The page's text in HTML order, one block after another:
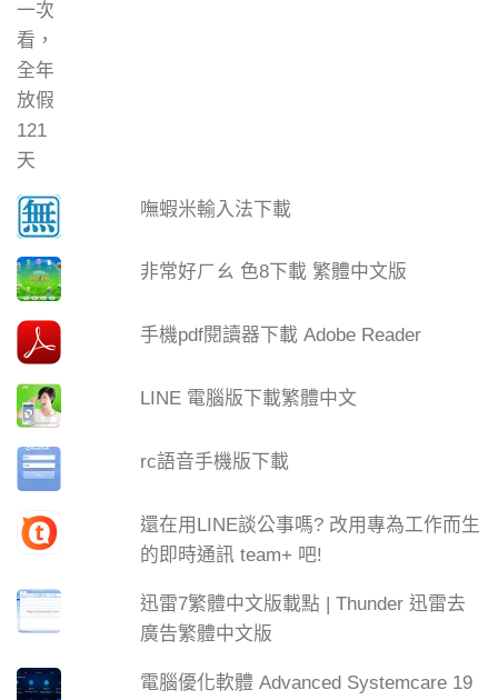
嘸蝦米輸入法下載
非常好ㄏㄠ 色8下載 繁體中文版
手機pdf閱讀器下載 Adobe Reader
LINE 電腦版下載繁體中文
rc語音手機版下載
還在用LINE談公事嗎? 改用專為工作而生
的即時通訊 team+ 吧!
迅雷7繁體中文版載點 | Thunder 迅雷去
廣告繁體中文版
電腦優化軟體 Advanced Systemcare 19